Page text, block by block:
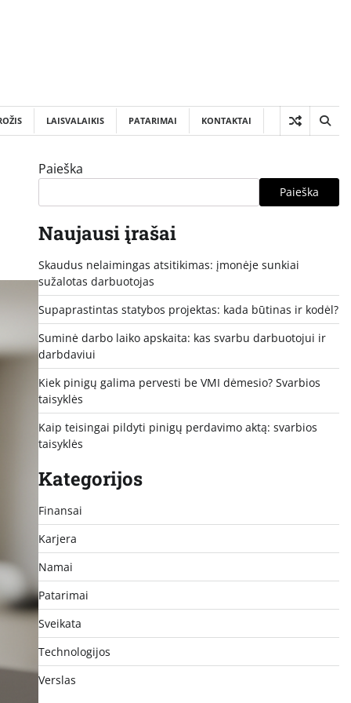
LAISVALAIKIS PATARIMAI KONTAKTAI
Paieška
Paieška
Naujausi įrašai
Skaudus nelaimingas atsitikimas: įmonėje sunkiai
sužalotas darbuotojas
Supaprastintas statybos projektas: kada būtinas ir kodėl?
Suminė darbo laiko apskaita: kas svarbu darbuotojui ir
darbdaviui
Kiek pinigų galima pervesti be VMI dėmesio? Svarbios
taisyklės
Kaip teisingai pildyti pinigų perdavimo aktą: svarbios
taisyklės
Kategorijos
Finansai
Karjera
Namai
Patarimai
Sveikata
Technologijos
Verslas